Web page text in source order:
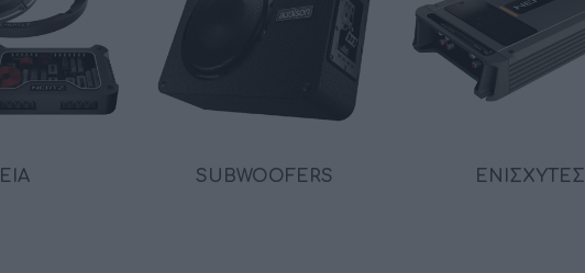
ΑΞΕΣΟΥΆΡ LIVING PRODUCTS
SUBWOOFERS ΕΝΙΣΧΥΤΈΣ